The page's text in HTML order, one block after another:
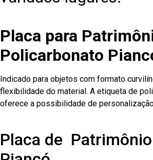
Placa para
Policarbonato
Indicado para objetos com formato
flexibilidade do material. A etiqueta de
oferece a possibilidade de
Placa de